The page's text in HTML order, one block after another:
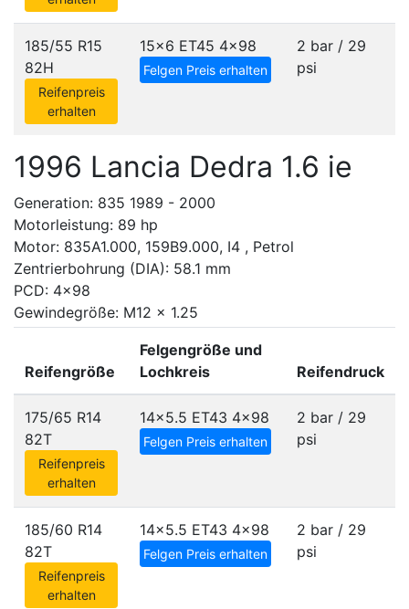
185/55 R15
82H
Reifenpreis
erhalten
15x6 ET45 4x98
Felgen Preis erhalten
2 bar / 29
psi
1996 Lancia Dedra 1.6 ie
Generation: 835 1989 - 2000
Motorleistung: 89 hp
Motor: 835A1.000, 159B9.000, I4 , Petrol
Zentrierbohrung (DIA): 58.1 mm
PCD: 4x98
Gewindegröße: M12 x 1.25
Reifengröße
Felgengröße und
Lochkreis
Reifendruck
175/65 R14
82T
Reifenpreis
erhalten
14x5.5 ET43 4x98
Felgen Preis erhalten
2 bar / 29
psi
185/60 R14
82T
Reifenpreis
erhalten
14x5.5 ET43 4x98
Felgen Preis erhalten
2 bar / 29
psi